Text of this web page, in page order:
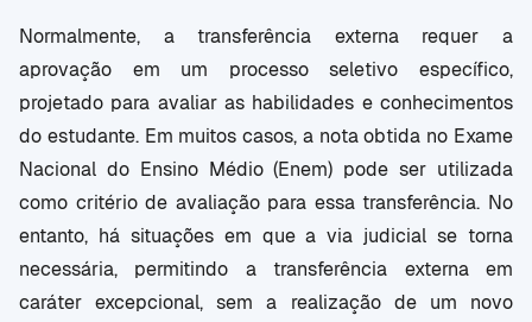
Normalmente, a transferência externa requer a
aprovação em um processo seletivo específico,
projetado para avaliar as habilidades e conhecimentos
do estudante. Em muitos casos, a nota obtida no Exame
Nacional do Ensino Médio (Enem) pode ser utilizada
como critério de avaliação para essa transferência. No
entanto, há situações em que a via judicial se torna
necessária, permitindo a transferência externa em
caráter excepcional, sem a realização de um novo